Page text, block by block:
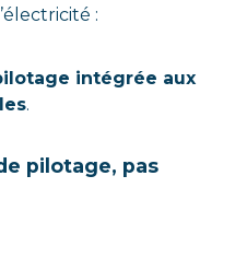
:
intégrée aux
.
pilotage, pas